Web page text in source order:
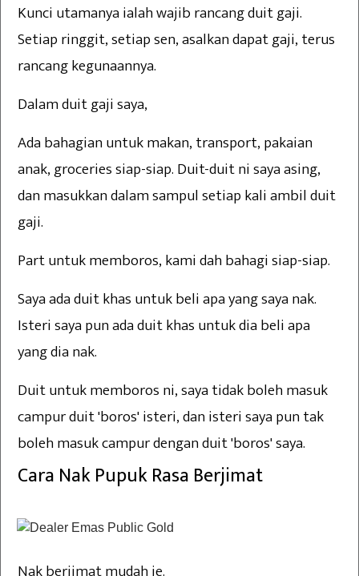
Kunci utamanya ialah wajib rancang duit gaji.
Setiap ringgit, setiap sen, asalkan dapat gaji, terus
rancang kegunaannya.
Dalam duit gaji saya,
Ada bahagian untuk makan, transport, pakaian
anak, groceries siap-siap. Duit-duit ni saya asing,
dan masukkan dalam sampul setiap kali ambil duit
gaji.
Part untuk memboros, kami dah bahagi siap-siap.
Saya ada duit khas untuk beli apa yang saya nak.
Isteri saya pun ada duit khas untuk dia beli apa
yang dia nak.
Duit untuk memboros ni, saya tidak boleh masuk
campur duit 'boros' isteri, dan isteri saya pun tak
boleh masuk campur dengan duit 'boros' saya.
Cara Nak Pupuk Rasa Berjimat